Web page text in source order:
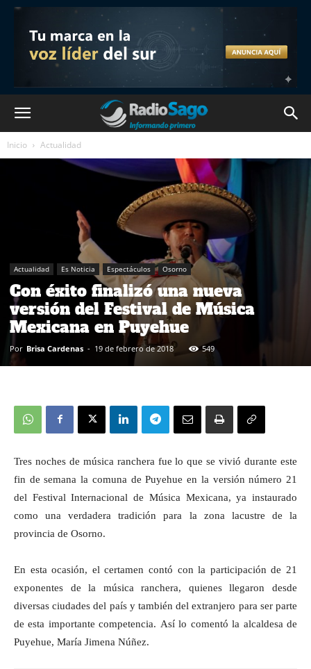
Inicio Actualidad
Actualidad Es Noticia Espectáculos Osorno
Con éxito finalizó una nueva
versión del Festival de Música
Mexicana en Puyehue
Por Brisa Cardenas - 19 de febrero de 2018 549
Tres noches de música ranchera fue lo que se vivió durante este
fin de semana la comuna de Puyehue en la versión número 21
del Festival Internacional de Música Mexicana,ya instaurado
como una verdadera tradición para la zona lacustre de la
provincia de Osorno.
En esta ocasión, el certamen contó con la participación de 21
exponentes de la música ranchera, quienesllegaron desde
diversas ciudades del país y también del extranjero para ser parte
de esta importante competencia. Así lo comentó la alcaldesa de
Puyehue, María Jimena Núñez.